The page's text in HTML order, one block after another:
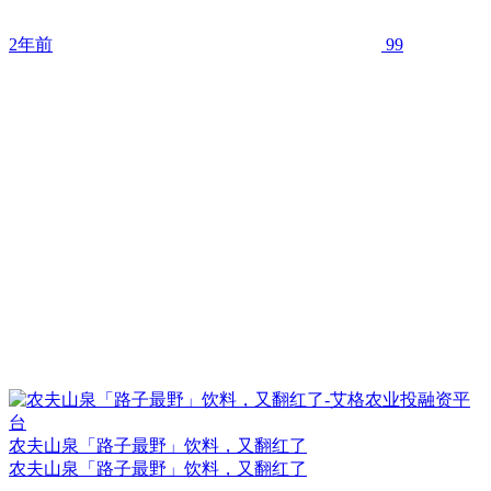
2年前 99
农夫山泉「路子最野」饮料，又翻红了
农夫山泉「路子最野」饮料，又翻红了